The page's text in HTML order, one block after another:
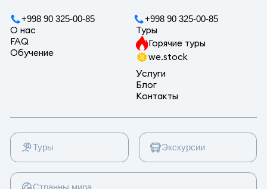
+998 90 325-00-85 +998 90 325-00-85
О нас
FAQ
Обучение
Туры
Горячие туры
we.stock
Услуги
Блог
Контакты
Туры Экскурсии
Странны мира